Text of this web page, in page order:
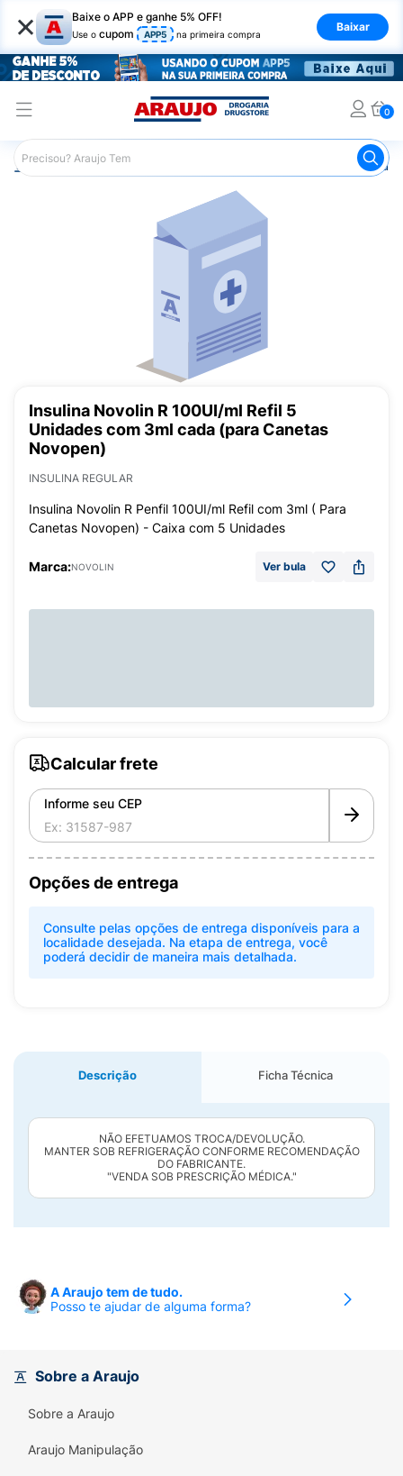
× Baixe o APP e ganhe 5% OFF!
Use o cupom APP5 na primeira compra
Baixar
0
Araujo Medicamentos
Insulina Novolin R 100UI/ml Refil 5
Unidades com 3ml cada (para Canetas
Novopen)
INSULINA REGULAR
Insulina Novolin R Penfil 100UI/ml Refil com 3ml ( Para
Canetas Novopen) - Caixa com 5 Unidades
Marca:NOVOLIN Ver bula
Calcular frete
Informe seu CEP
Opções de entrega
Consulte pelas opções de entrega disponíveis para a
localidade desejada. Na etapa de entrega, você
poderá decidir de maneira mais detalhada.
Descrição Ficha Técnica
NÃO EFETUAMOS TROCA/DEVOLUÇÃO.
MANTER SOB REFRIGERAÇÃO CONFORME RECOMENDAÇÃO
DO FABRICANTE.
"VENDA SOB PRESCRIÇÃO MÉDICA."
A Araujo tem de tudo.
Posso te ajudar de alguma forma?
Sobre a Araujo
Sobre a Araujo
Araujo Manipulação